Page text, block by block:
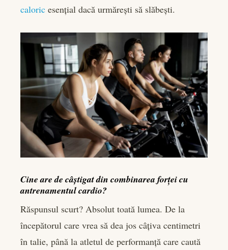
caloric esențial dacă urmărești să slăbești.
Cine are de câștigat din combinarea forței cu
antrenamentul cardio?
Răspunsul scurt? Absolut toată lumea. De la
începătorul care vrea să dea jos câțiva centimetri
în talie, până la atletul de performanță care caută